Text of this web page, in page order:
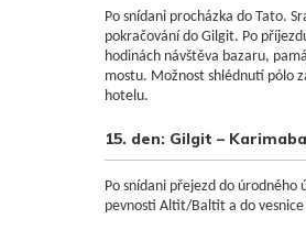
Po snídani procházka do Tato.
pokračování do Gilgit. Po
hodinách návštěva bazaru,
mostu. Možnost shlédnutí pólo
hotelu.
15. den: Gilgit –
Po snídani přejezd do úrodného
pevnosti Altit/Baltit a do